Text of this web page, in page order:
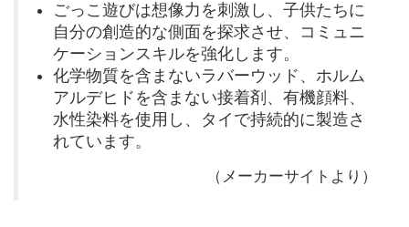
ごっこ遊びは想像力を刺激し、子供たちに
自分の創造的な側面を探求させ、コミュニ
ケーションスキルを強化します。
化学物質を含まないラバーウッド、ホルム
アルデヒドを含まない接着剤、有機顔料、
水性染料を使用し、タイで持続的に製造さ
れています。
（メーカーサイトより）